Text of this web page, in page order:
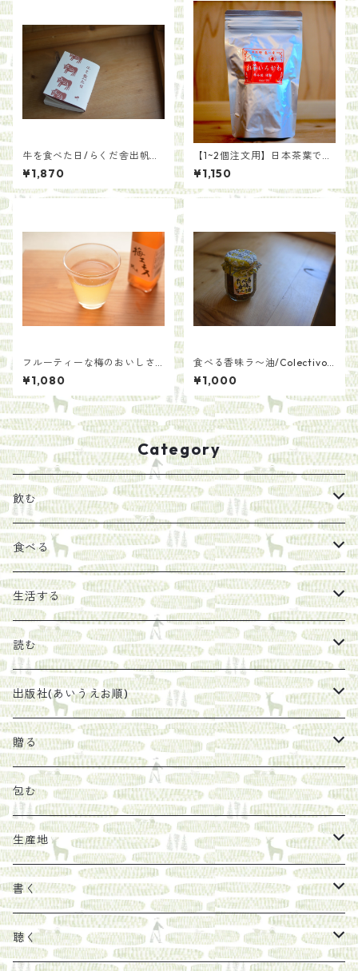
牛を食べた日/らくだ舎出帆
室・千葉貴子
¥1,870
【1~2個注文用】日本茶葉で作
る いろかわ紅茶(100g)
¥1,150
フルーティーな梅のおいしさ
を凝縮 梅エキス 300ml【耕
人舎】
¥1,080
食べる香味ラ〜油/Colectivo
Kumano
¥1,000
Category
飲む
お茶
エキス
珈琲豆
太山寺珈琲焙煎室
食べる
ジャム
うめぼし
塩
オリーブオイル
その他
マスコバド糖
しょうがパウダー
野菜・果物
生活する
エコラップ
石けん
ヘチマたわし
陶器
馬目隆宏
絵
タンブラー
読む
刊行から時間が経ったけれど、長く売り続けたい一冊
贈り物に勧めたい絵本
紀伊半島ブックマルシェ関連本
らくだ舎出帆室の参考本など
新刊では販売しづらくなった本を巡らせて
古本や自由価格本から探す
出版社(あいうえお順)
らくだ舎出帆室
リトルプレス
mario books
タイドラー
Sakumag
海外出版社
古本
あ行
贈る
包装
ギフトセット
カレンダー
カップ
包む
生産地
色川
そこそこ農園
フィリピン
書く
カムワッカ
聴く